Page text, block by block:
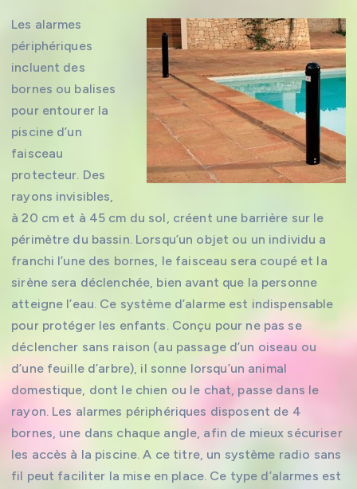
Les alarmes
périphériques
incluent des
bornes ou balises
pour entourer la
piscine d’un
faisceau
protecteur. Des
rayons invisibles,
à 20 cm et à 45 cm du sol, créent une barrière sur le
périmètre du bassin. Lorsqu’un objet ou un individu a
franchi l’une des bornes, le faisceau sera coupé et la
sirène sera déclenchée, bien avant que la personne
atteigne l’eau. Ce système d’alarme est indispensable
pour protéger les enfants. Conçu pour ne pas se
déclencher sans raison (au passage d’un oiseau ou
d’une feuille d’arbre), il sonne lorsqu’un animal
domestique, dont le chien ou le chat, passe dans le
rayon. Les alarmes périphériques disposent de 4
bornes, une dans chaque angle, afin de mieux sécuriser
les accès à la piscine. A ce titre, un système radio sans
fil peut faciliter la mise en place. Ce type d’alarmes est